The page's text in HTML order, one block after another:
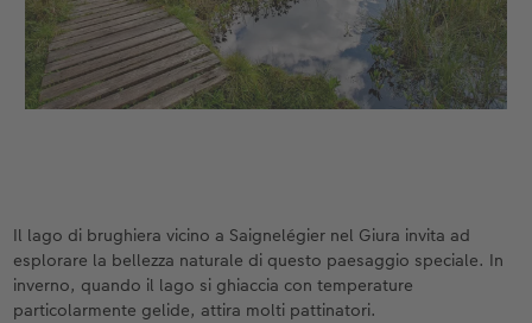
Il lago di brughiera vicino a Saignelégier nel Giura invita ad
esplorare la bellezza naturale di questo paesaggio speciale. In
inverno, quando il lago si ghiaccia con temperature
particolarmente gelide, attira molti pattinatori.